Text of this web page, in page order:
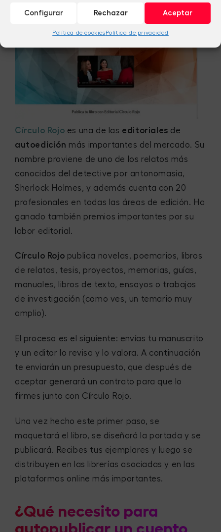
Aceptar
Rechazar
Configurar
Política de cookiesPolítica de privacidad
Círculo Rojo
Círculo Rojo es una de las editoriales de
autoedición más importantes del mercado. Su
nombre proviene de uno de los relatos más
conocidos del detective por antonomasia,
Sherlock Holmes, y además cuenta con 20
profesionales en todas las áreas de edición. Ha
ganado también premios importantes por su
labor editorial.
Círculo Rojo publica novelas, poemarios, libros
de relatos, tesis, proyectos, memorias, guías,
manuales, libros de texto, ensayos o trabajos
de investigación (como ves, un temario muy
amplio).
El proceso es el siguiente: envías tu manuscrito
y un editor lo revisa y lo valora. A continuación
te enviarán un presupuesto, que después de
aceptar generará un contrato para que lo
firmes junto con Círculo Rojo.
Una vez hecho este primer paso, se
maquetará el libro, se diseñará la portada y se
publicará. Recibes tus ejemplares y luego se
distribuyen en las librerías asociadas y en las
plataformas online más importantes.
¿Qué necesito para
autopublicar un cuento